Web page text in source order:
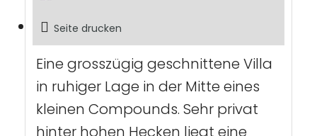
Seite drucken
Eine grosszügig geschnittene Villa
in ruhiger Lage in der Mitte eines
kleinen Compounds. Sehr privat
hinter hohen Hecken liegt eine